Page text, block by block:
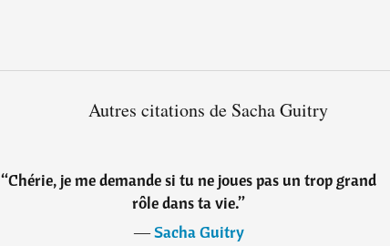
Autres citations de Sacha Guitry
“Chérie, je me demande si tu ne joues pas un trop grand
rôle dans ta vie.”
―Sacha Guitry